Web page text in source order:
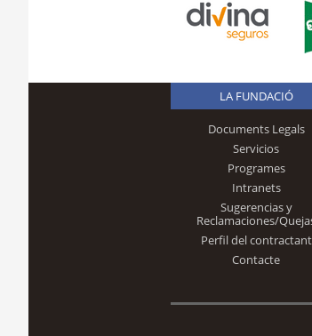
LA FUNDACIÓ
Documents Legals
Servicios
Programes
Intranets
Sugerencias y
Reclamaciones/
Perfil del contractant
Contacte